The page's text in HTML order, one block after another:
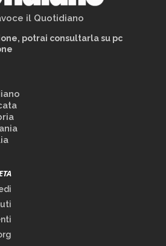
il Quotidiano
potrai consultarla su pc